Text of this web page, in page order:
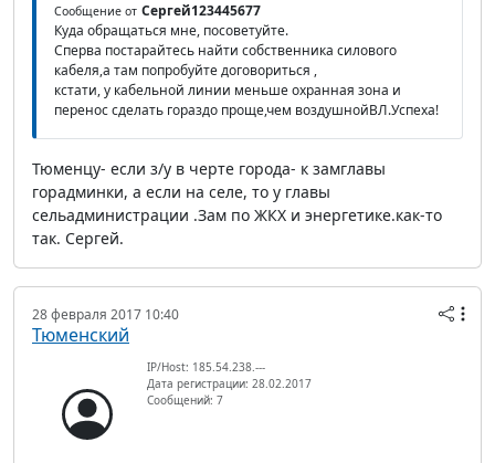
Сообщение от Сергей123445677
Куда обращаться мне, посоветуйте.
Сперва постарайтесь найти собственника силового
кабеля,а там попробуйте договориться ,
кстати, у кабельной линии меньше охранная зона и
перенос сделать гораздо проще,чем воздушнойВЛ.Успеха!
Тюменцу- если з/у в черте города- к замглавы
горадминки, а если на селе, то у главы
сельадминистрации .Зам по ЖКХ и энергетике.как-то
так. Сергей.
28 февраля 2017 10:40
Тюменский
IP/Host: 185.54.238.---
Дата регистрации: 28.02.2017
Сообщений: 7